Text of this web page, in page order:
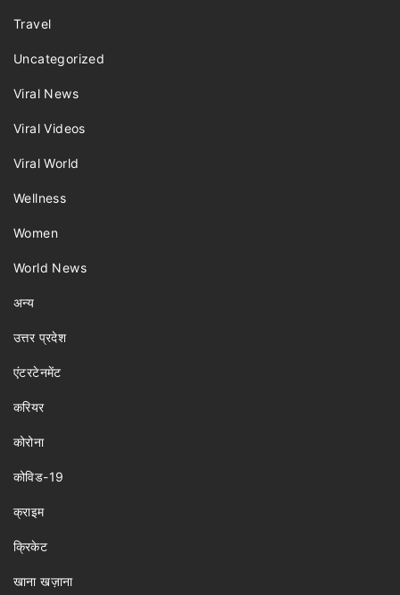
Travel
Uncategorized
Viral News
Viral Videos
Viral World
Wellness
Women
World News
अन्य
उत्तर प्रदेश
एंटरटेनमेंट
करियर
कोरोना
कोविड-19
क्राइम
क्रिकेट
खाना खज़ाना